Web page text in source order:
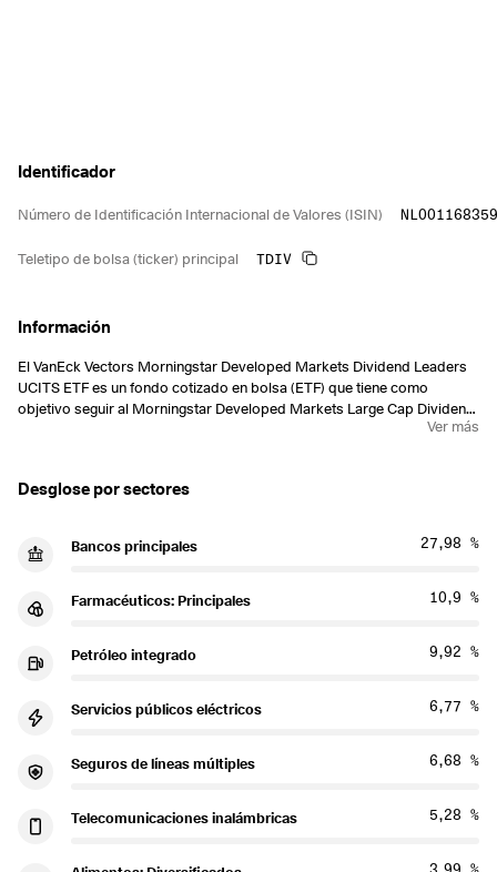
Desglose por sectores
Bancos principales 27,98 %
Farmacéuticos: Principales 10,9 %
Petróleo integrado 9,92 %
Servicios públicos eléctricos 6,77 %
Seguros de líneas múltiples 6,68 %
Telecomunicaciones inalámbricas 5,28 %
Información
El VanEck Vectors Morningstar Developed Markets Dividend Leaders
UCITS ETF es un fondo cotizado en bolsa (ETF) que tiene como
objetivo seguir al Morningstar Developed Markets Large Cap Dividend
Leaders Index (índice de reinversión bruto) lo más cerca posible.Ver más
Identificador
Número de Identificación Internacional de Valores (ISIN)
Teletipo de bolsa (ticker) principal TDIV